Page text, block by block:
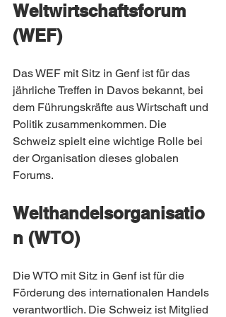
Weltwirtschaftsforum
(WEF)
Das WEF mit Sitz in Genf ist für das
jährliche Treffen in Davos bekannt, bei
dem Führungskräfte aus Wirtschaft und
Politik zusammenkommen. Die
Schweiz spielt eine wichtige Rolle bei
der Organisation dieses globalen
Forums.
Welthandelsorganisatio
n (WTO)
Die WTO mit Sitz in Genf ist für die
Förderung des internationalen Handels
verantwortlich. Die Schweiz ist Mitglied